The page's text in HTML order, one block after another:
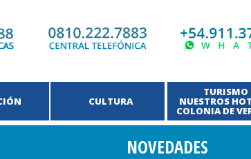
CULTURA
TURISMO
NUESTROS
COLONIA DE
NOVEDADES